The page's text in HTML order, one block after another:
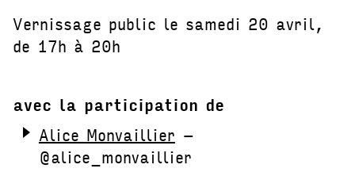
Vernissage public le samedi 20 avril,
de 17h à 20h
avec la participation de
Alice Monvaillier –
@alice_monvaillier